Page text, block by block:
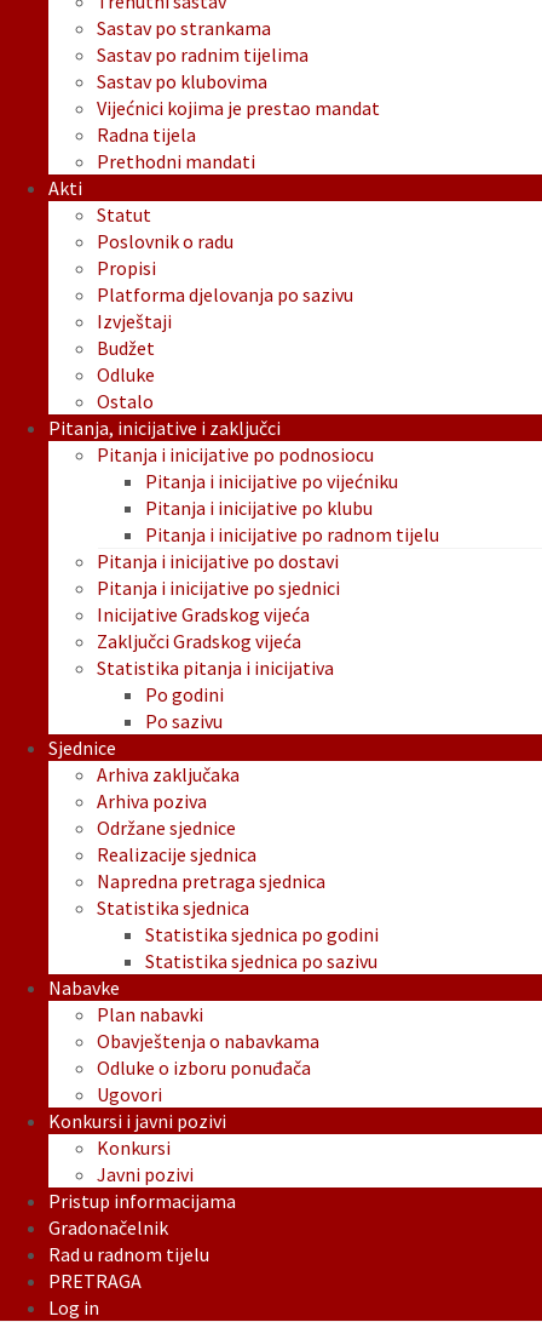
Sastav po strankama
Sastav po radnim tijelima
Sastav po klubovima
Vijećnici kojima je prestao mandat
Radna tijela
Prethodni mandati
Akti
Statut
Poslovnik o radu
Propisi
Platforma djelovanja po sazivu
Izvještaji
Budžet
Odluke
Ostalo
Pitanja, inicijative i zaključci
Pitanja i inicijative po podnosiocu
Pitanja i inicijative po vijećniku
Pitanja i inicijative po klubu
Pitanja i inicijative po radnom tijelu
Pitanja i inicijative po dostavi
Pitanja i inicijative po sjednici
Inicijative Gradskog vijeća
Zaključci Gradskog vijeća
Statistika pitanja i inicijativa
Po godini
Po sazivu
Sjednice
Arhiva zaključaka
Arhiva poziva
Održane sjednice
Realizacije sjednica
Napredna pretraga sjednica
Statistika sjednica
Statistika sjednica po godini
Statistika sjednica po sazivu
Nabavke
Plan nabavki
Obavještenja o nabavkama
Odluke o izboru ponuđača
Ugovori
Konkursi i javni pozivi
Konkursi
Javni pozivi
Pristup informacijama
Gradonačelnik
Rad u radnom tijelu
PRETRAGA
Log in